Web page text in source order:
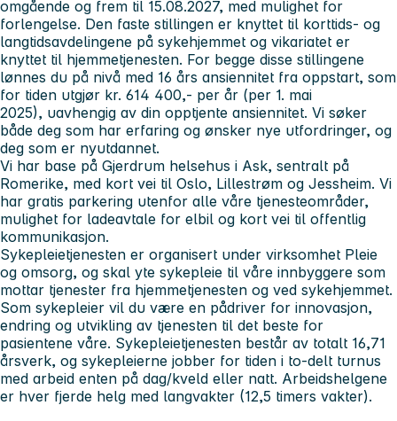
omgående og frem til 15.08.2027, med mulighet for
forlengelse. Den faste stillingen er knyttet til korttids- og
langtidsavdelingene på sykehjemmet og vikariatet er
knyttet til hjemmetjenesten. For begge disse stillingene
lønnes du på nivå med 16 års ansiennitet fra oppstart, som
for tiden utgjør kr. 614 400,- per år (per 1. mai
2025), uavhengig av din opptjente ansiennitet. Vi søker
både deg som har erfaring og ønsker nye utfordringer, og
deg som er nyutdannet.
Vi har base på Gjerdrum helsehus i Ask, sentralt på
Romerike, med kort vei til Oslo, Lillestrøm og Jessheim. Vi
har gratis parkering utenfor alle våre tjenesteområder,
mulighet for ladeavtale for elbil og kort vei til offentlig
kommunikasjon.
Sykepleietjenesten er organisert under virksomhet Pleie
og omsorg, og skal yte sykepleie til våre innbyggere som
mottar tjenester fra hjemmetjenesten og ved sykehjemmet.
Som sykepleier vil du være en pådriver for innovasjon,
endring og utvikling av tjenesten til det beste for
pasientene våre. Sykepleietjenesten består av totalt 16,71
årsverk, og sykepleierne jobber for tiden i to-delt turnus
med arbeid enten på dag/kveld eller natt. Arbeidshelgene
er hver fjerde helg med langvakter (12,5 timers vakter).